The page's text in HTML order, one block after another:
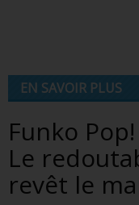
EN SAVOIR PLUS
Funko
Le
revêt le